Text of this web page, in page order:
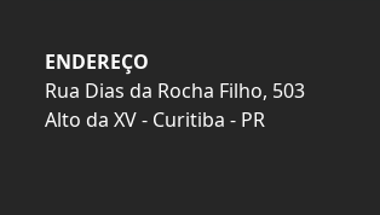
ENDEREÇO
Rua Dias da Rocha Filho, 503
Alto da XV - Curitiba - PR